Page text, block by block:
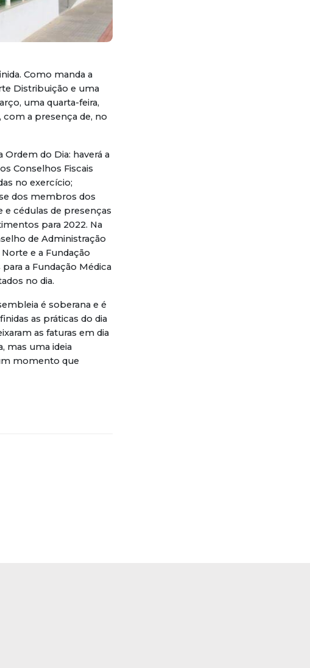
Como manda a
Distribuição e uma
uma quarta-feira,
com a presença de, no
Ordem do Dia: haverá a
Conselhos Fiscais
no exercício;
dos membros dos
e cédulas de presenças
para 2022. Na
de Administração
e a Fundação
a Fundação Médica
no dia.
é soberana e é
as práticas do dia
as faturas em dia
mas uma ideia
momento que